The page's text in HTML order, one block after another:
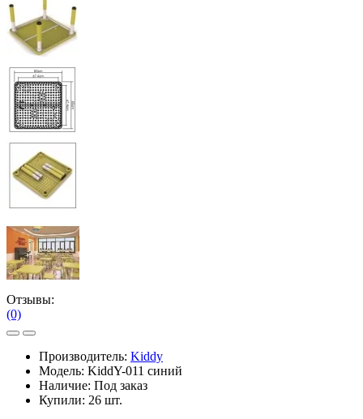
Отзывы:
(0)
Производитель: Kiddy
Модель: KiddY-011 синий
Наличие: Под заказ
Купили: 26 шт.